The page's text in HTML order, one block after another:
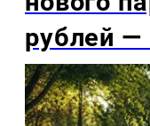
рублей —